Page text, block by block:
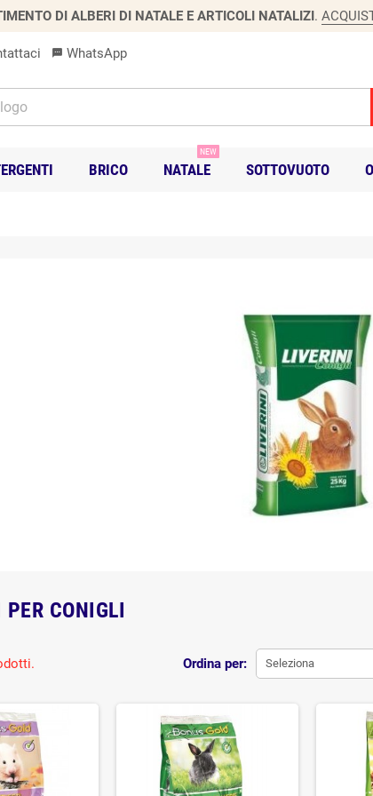
DI ALBERI DI NATALE E ARTICOLI NATALIZI.
sms WhatsApp
BRICO NATALE
NEW
SOTTOVUOTO
CONIGLI
Ordina per: Seleziona